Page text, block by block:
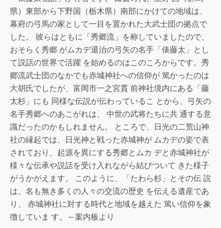
県）東部から下野国（栃木県）南部にかけての地域は、
幕府の弓馬の家として一目を置かれた大武士団の拠点で
した。 彼らはともに「秀郷流」を称していましたので、
おそらく秀郷 がムカデ退治の弓矢の名手「俵藤太」とし
て説話の世界で活躍 を始めるのはこのころからです。秀
郷流武士団のなかでも赤城神社への信仰が 篤かったのは
大胡氏でしたが、富岡市一之宮貫 前神社境内にある「藤
太杉」にも 同様な伝説が伝わっているこ とから、弓矢の
名手秀郷へのあこがれは、 中世の武将たちに共 通する意
識だったのかもしれません。 ところで、日光の二荒山神
社の縁起では、日光神と戦った赤城神が ムカデの姿で表
されており、起源を異にする秀郷とムカ デと赤城神社が
様々な伝承や説話を受け入れながら結びついて きた様子
がうかがえます。 このように、「たわら杉」とその伝 説
は、名も無き多くの人々の交流の歴史 を伝える遺産であ
り、 赤城神社に対する時代と地域を越えた 篤い信仰を象
徴していま す。～案内板より